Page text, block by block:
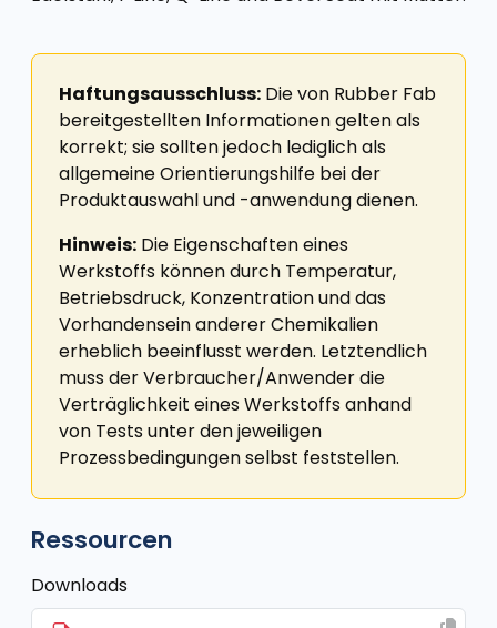
Haftungsausschluss: Die von Rubber Fab
bereitgestellten Informationen gelten als
korrekt; sie sollten jedoch lediglich als
allgemeine Orientierungshilfe bei der
Produktauswahl und -anwendung dienen.
Hinweis: Die Eigenschaften eines
Werkstoffs können durch Temperatur,
Betriebsdruck, Konzentration und das
Vorhandensein anderer Chemikalien
erheblich beeinflusst werden. Letztendlich
muss der Verbraucher/Anwender die
Verträglichkeit eines Werkstoffs anhand
von Tests unter den jeweiligen
Prozessbedingungen selbst feststellen.
Ressourcen
Downloads